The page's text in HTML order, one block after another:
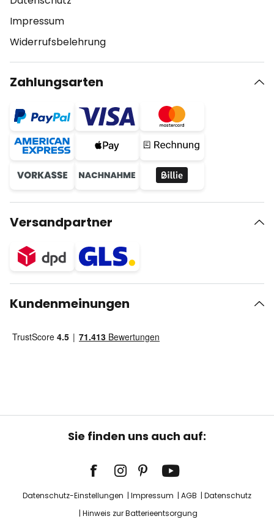
Impressum
Widerrufsbelehrung
Zahlungsarten
Versandpartner
Kundenmeinungen
Sie finden uns auch auf:
Datenschutz-Einstellungen Impressum AGB
Datenschutz
Hinweis zur Batterieentsorgung